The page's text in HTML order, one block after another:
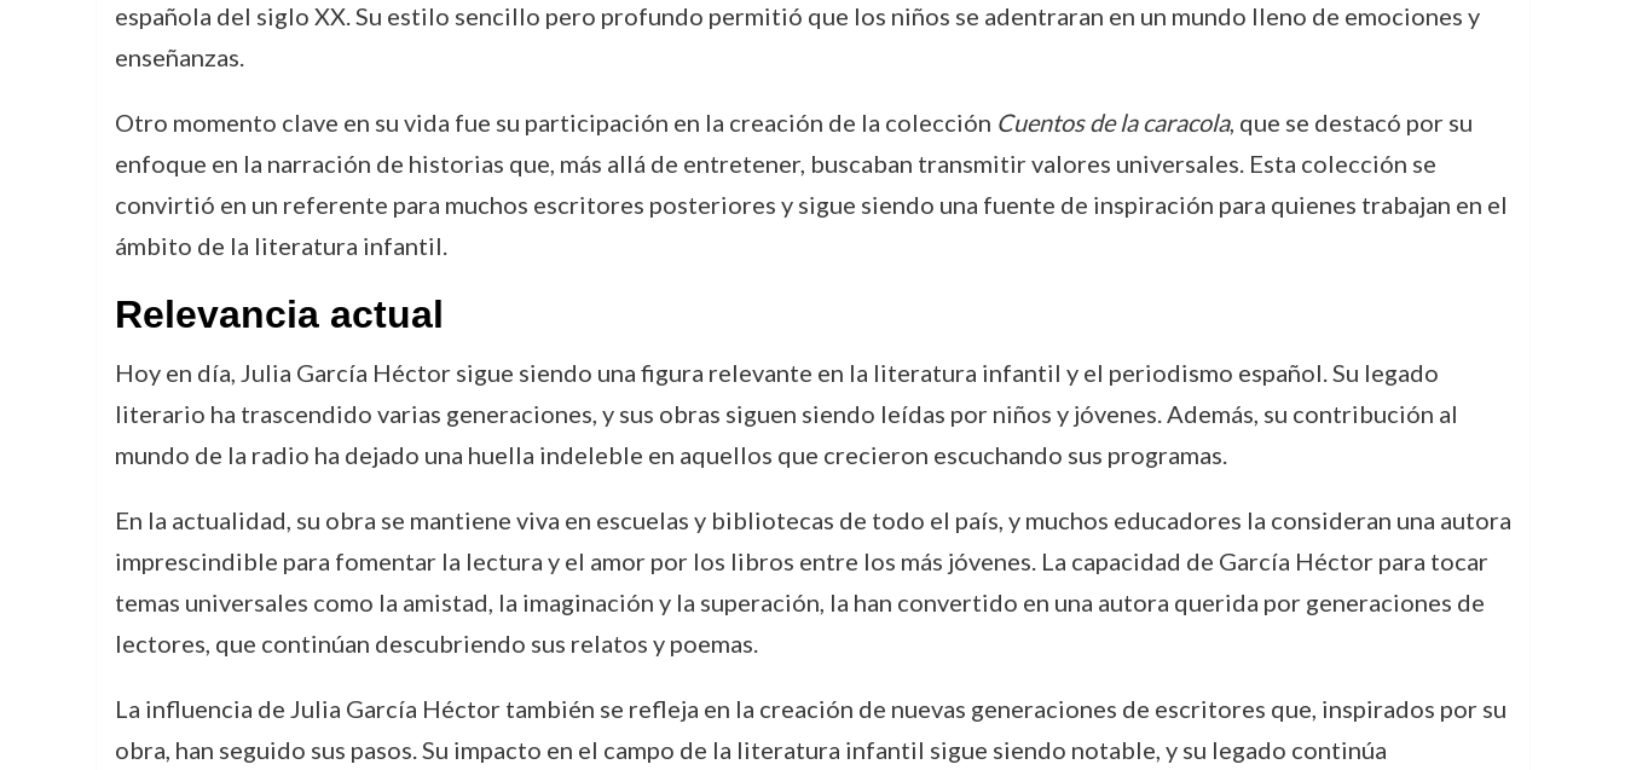
española del siglo XX. Su estilo sencillo pero profundo permitió que los niños se adentraran en un mundo lleno de emociones y
enseñanzas.
Otro momento clave en su vida fue su participación en la creación de la colección Cuentos de la caracola, que se destacó por su
enfoque en la narración de historias que, más allá de entretener, buscaban transmitir valores universales. Esta colección se
convirtió en un referente para muchos escritores posteriores y sigue siendo una fuente de inspiración para quienes trabajan en el
ámbito de la literatura infantil.
Relevancia actual
Hoy en día, Julia García Héctor sigue siendo una figura relevante en la literatura infantil y el periodismo español. Su legado
literario ha trascendido varias generaciones, y sus obras siguen siendo leídas por niños y jóvenes. Además, su contribución al
mundo de la radio ha dejado una huella indeleble en aquellos que crecieron escuchando sus programas.
En la actualidad, su obra se mantiene viva en escuelas y bibliotecas de todo el país, y muchos educadores la consideran una autora
imprescindible para fomentar la lectura y el amor por los libros entre los más jóvenes. La capacidad de García Héctor para tocar
temas universales como la amistad, la imaginación y la superación, la han convertido en una autora querida por generaciones de
lectores, que continúan descubriendo sus relatos y poemas.
La influencia de Julia García Héctor también se refleja en la creación de nuevas generaciones de escritores que, inspirados por su
obra, han seguido sus pasos. Su impacto en el campo de la literatura infantil sigue siendo notable, y su legado continúa